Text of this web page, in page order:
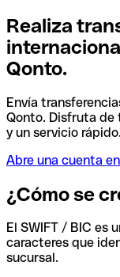
Realiza
Qonto.
Envía
Qonto. Disfruta de
y un servicio
Abre una cuenta
¿Cómo se
El SWIFT / BIC es
caracteres que
sucursal.